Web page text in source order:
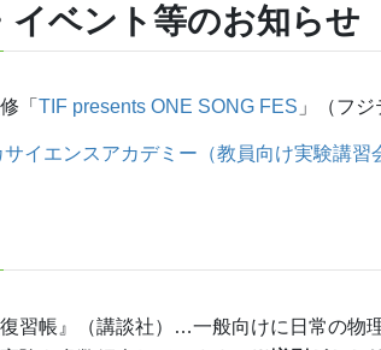
イベント等のお知らせ
「 TIF presents ONE SONG FES 」（フ
サイエンスアカデミー（教員向け実験講習
復習帳』（講談社）…一般向けに日常の物